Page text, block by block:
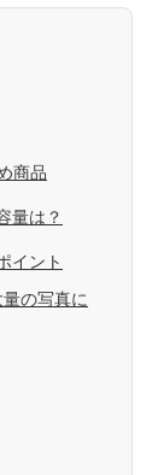
商品
量は？
イント
の写真に